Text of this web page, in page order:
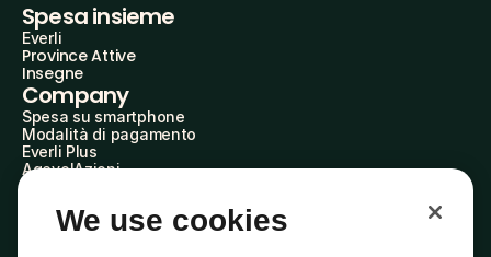
Spesa insieme
Everli
Province Attive
Insegne
Company
Spesa su smartphone
Modalità di pagamento
Everli Plus
AgevolAzioni
Everli Shoppers
We use cookies